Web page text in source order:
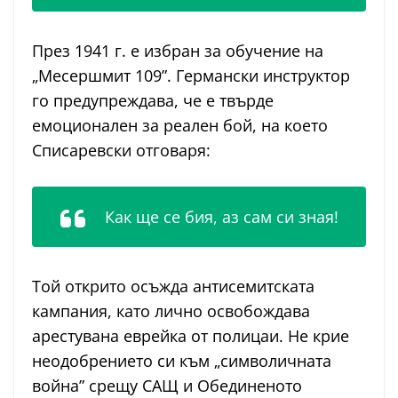
През 1941 г. е избран за обучение на
„Месершмит 109”. Германски инструктор
го предупреждава, че е твърде
емоционален за реален бой, на което
Списаревски отговаря:
Как ще се бия, аз сам си зная!
Той открито осъжда антисемитската
кампания, като лично освобождава
арестувана еврейка от полицаи. Не крие
неодобрението си към „символичната
война” срещу САЩ и Обединеното